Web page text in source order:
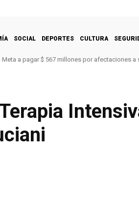
SOCIAL DEPORTES CULTURA
Meta a pagar $ 567 millones por afectaciones